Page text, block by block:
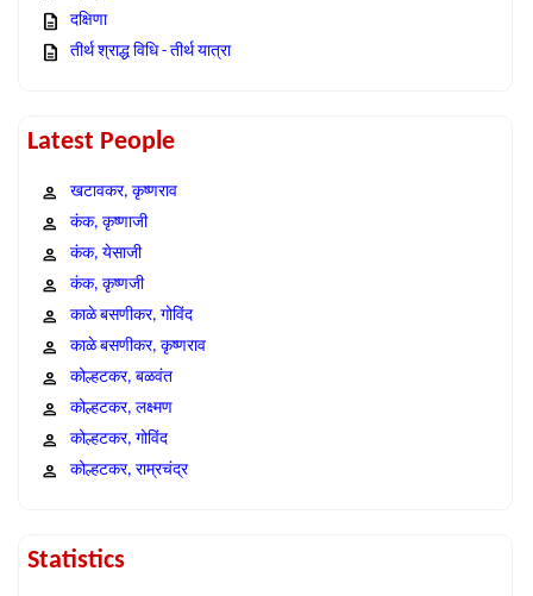
दक्षिणा
तीर्थ श्राद्ध विधि - तीर्थ यात्रा
Latest People
खटावकर, कृष्णराव
कंक, कृष्णाजी
कंक, येसाजी
कंक, कृष्णजी
काळे बसणीकर, गोविंद
काळे बसणीकर, कृष्णराव
कोल्हटकर, बळवंत
कोल्हटकर, लक्ष्मण
कोल्हटकर, गोविंद
कोल्हटकर, राम्रचंद्र
Statistics